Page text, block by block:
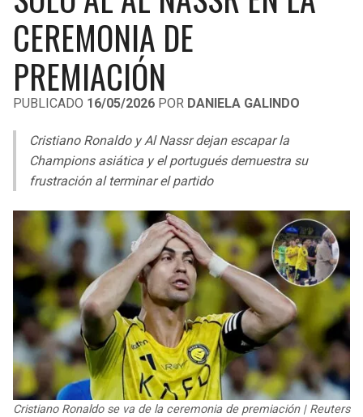
LIGA DE EXPANSIÓN MX
LEAGUES CUP
UEFA EUROPA LEAGUE
UEFA CONFERENCE LEAGUE
MLS
COPA SUDAMERICANA
LIGA BETPLAY
OTRAS LIGAS
RAIDERS
CHARGERS
BENGALS
BROWNS
STEELERS
TEXANS
COLTS
JAGUARS
CAVALIERS
PISTONS
BUCKS
HAWKS
HORNETS
HEAT
MAGIC
WIZARDS
CEREMONIA DE
PREMIACIÓN
PUBLICADO 16/05/2026 POR DANIELA GALINDO
Cristiano Ronaldo y Al Nassr dejan escapar la
Champions asiática y el portugués demuestra su
frustración al terminar el partido
Cristiano Ronaldo se va de la ceremonia de premiación | Reuters